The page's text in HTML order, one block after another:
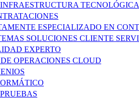
ESPECIALIZADO EN
SOLUCIONES CLIENTE
EXPERTO
OPERACIONES CLOUD